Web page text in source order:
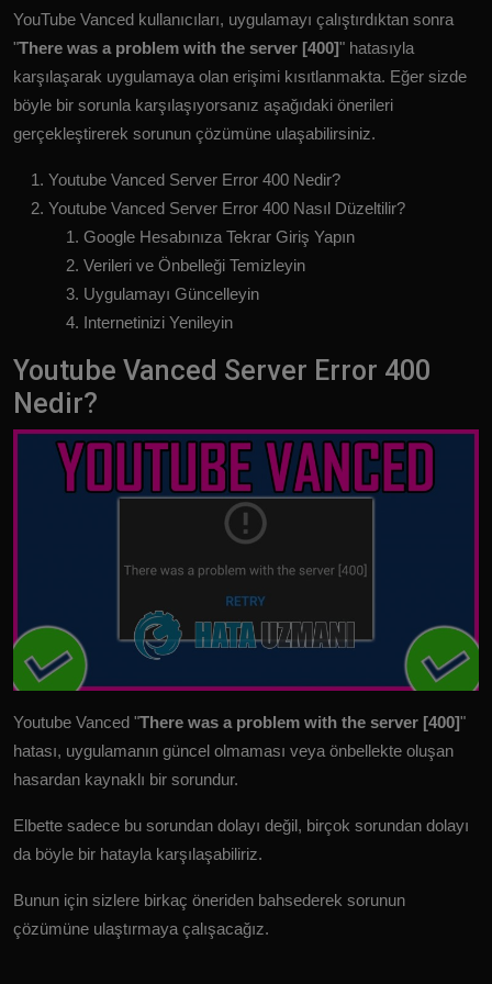
YouTube Vanced kullanıcıları, uygulamayı çalıştırdıktan sonra
"There was a problem with the server [400]" hatasıyla
karşılaşarak uygulamaya olan erişimi kısıtlanmakta. Eğer sizde
böyle bir sorunla karşılaşıyorsanız aşağıdaki önerileri
gerçekleştirerek sorunun çözümüne ulaşabilirsiniz.
Youtube Vanced Server Error 400 Nedir?
Youtube Vanced Server Error 400 Nasıl Düzeltilir?
Google Hesabınıza Tekrar Giriş Yapın
Verileri ve Önbelleği Temizleyin
Uygulamayı Güncelleyin
Internetinizi Yenileyin
Youtube Vanced Server Error 400
Nedir?
Youtube Vanced "There was a problem with the server [400]"
hatası, uygulamanın güncel olmaması veya önbellekte oluşan
hasardan kaynaklı bir sorundur.
Elbette sadece bu sorundan dolayı değil, birçok sorundan dolayı
da böyle bir hatayla karşılaşabiliriz.
Bunun için sizlere birkaç öneriden bahsederek sorunun
çözümüne ulaştırmaya çalışacağız.